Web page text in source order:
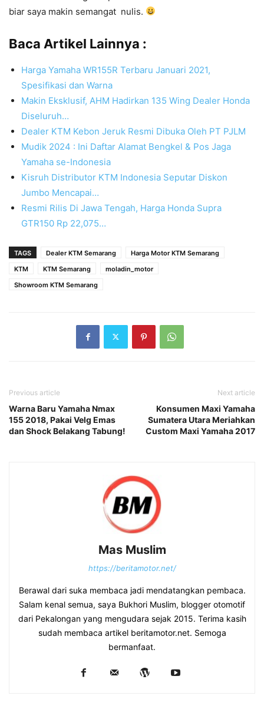
biar saya makin semangat nulis.
Baca Artikel Lainnya :
Harga Yamaha WR155R Terbaru Januari 2021,
Spesifikasi dan Warna
Makin Eksklusif, AHM Hadirkan 135 Wing Dealer Honda
Diseluruh…
Dealer KTM Kebon Jeruk Resmi Dibuka Oleh PT PJLM
Mudik 2024 : Ini Daftar Alamat Bengkel & Pos Jaga
Yamaha se-Indonesia
Kisruh Distributor KTM Indonesia Seputar Diskon
Jumbo Mencapai…
Resmi Rilis Di Jawa Tengah, Harga Honda Supra
GTR150 Rp 22,075…
TAGS Dealer KTM Semarang
Harga Motor KTM Semarang
KTM
KTM Semarang
moladin_motor
Showroom KTM Semarang
Previous article
Warna Baru Yamaha Nmax
155 2018, Pakai Velg Emas
dan Shock Belakang Tabung!
Next article
Konsumen Maxi Yamaha
Sumatera Utara Meriahkan
Custom Maxi Yamaha 2017
Mas Muslim
https://beritamotor.net/
Berawal dari suka membaca jadi mendatangkan pembaca.
Salam kenal semua, saya Bukhori Muslim, blogger otomotif
dari Pekalongan yang mengudara sejak 2015. Terima kasih
sudah membaca artikel beritamotor.net. Semoga
bermanfaat.